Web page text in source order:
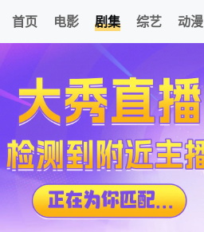
首页 电影 剧集 综艺 动漫
我的观影记录
犬饲先生是隐秘溺爱上司
清空